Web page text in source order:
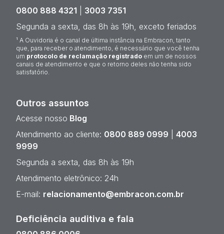
0800 888 4321
3003 7351
Segunda a sexta, das 8h às 19h, exceto feriados
¹ A Ouvidoria é o canal de última instância na Embracon, tanto
que, para receber o atendimento, é necessário que você tenha
um protocolo de reclamação registrado em um de nossos
canais de atendimento e que o retorno deles não tenha sido
satisfatório.
Outros assuntos
Acesse nosso Blog
Atendimento ao cliente: 0800 889 0999
4003
9999
Segunda a sexta, das 8h às 19h
Atendimento eletrônico: 24h
E-mail: relacionamento@embracon.com.br
Deficiência auditiva e fala